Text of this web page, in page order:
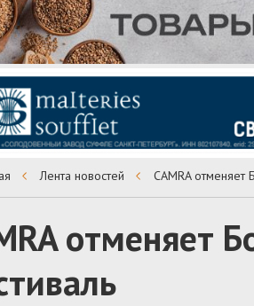
Лента новостей
отменяет